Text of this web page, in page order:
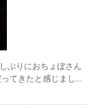
ぶりにおちょぼさん
てきたと感じまし...